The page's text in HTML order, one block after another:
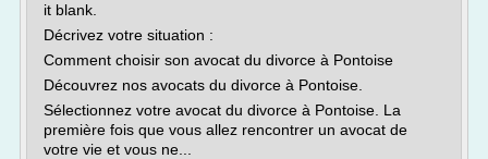
it blank.
Décrivez votre situation :
Comment choisir son avocat du divorce à Pontoise
Découvrez nos avocats du divorce à Pontoise.
Sélectionnez votre avocat du divorce à Pontoise. La
première fois que vous allez rencontrer un avocat de
votre vie et vous ne...